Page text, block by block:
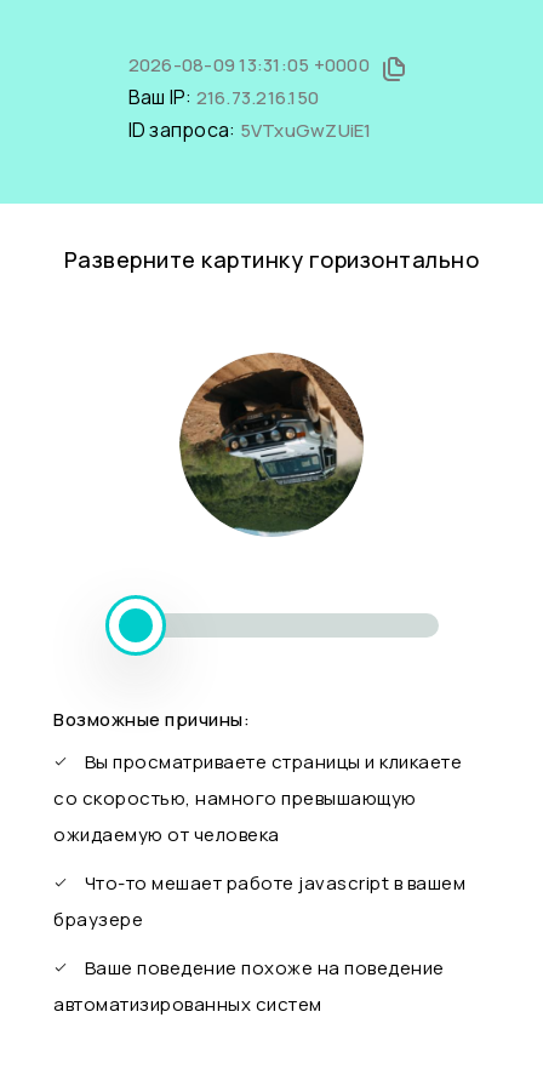
2026-08-09 13:31:05 +0000
Ваш IP: 216.73.216.150
ID запроса: 5VTxuGwZUiE1
Разверните картинку горизонтально
Возможные причины:
Вы просматриваете страницы и кликаете
со скоростью, намного превышающую
ожидаемую от человека
Что-то мешает работе javascript в вашем
браузере
Ваше поведение похоже на поведение
автоматизированных систем